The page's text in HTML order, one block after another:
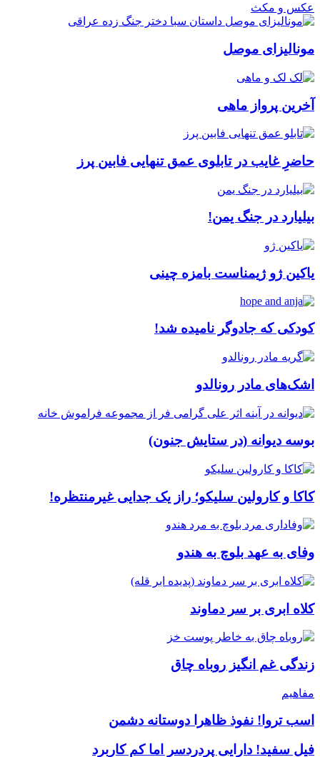
عکس و مکث
مونالیزای موصل
آخرین پرواز ماهی
حاضرِ غایب در تابلوی عمق تنهایی فابین پرز
بیلیارد در جنگ یمن!
یاکین ژو ژیمناست بامزه چینی
کودکی که جادوگر نامیده شد!
اشک‌های مادر رونالدو
بوسه دیوانه (در ستایش جنون)
کاکا و کارولین سلیکو؛ راز یک جدایی غیرمنتظره!
وفای به عهد بلوچ به هندو
کلاه ابری بر سر دماوند
زندگی غم انگیز روباه چاق
مفاهیم
اسب تروا! نفوذ ظاهرا دوستانه دشمن
فیل سفید! دارایی پردردسر اما کم کاربرد